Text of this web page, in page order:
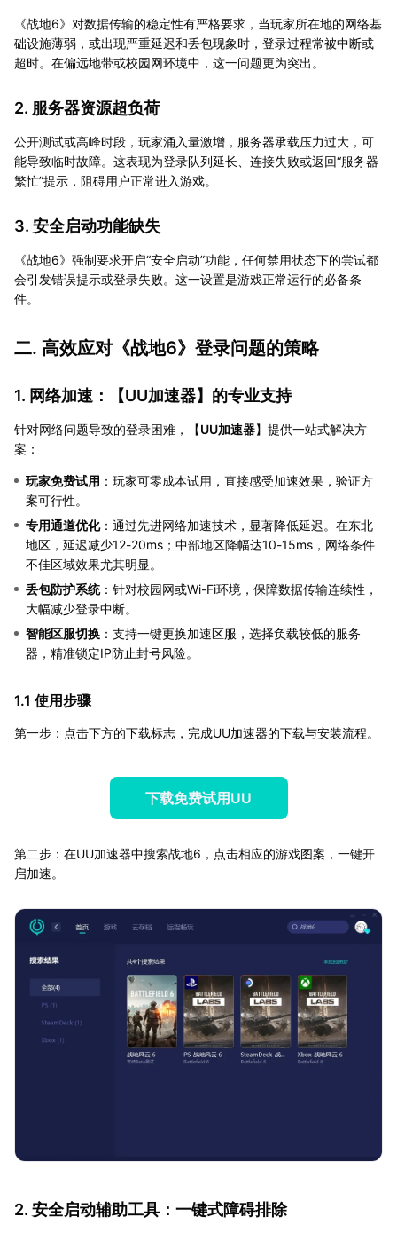
《战地6》对数据传输的稳定性有严格要求，当玩家所在地的网络基
础设施薄弱，或出现严重延迟和丢包现象时，登录过程常被中断或
超时。在偏远地带或校园网环境中，这一问题更为突出。
2. 服务器资源超负荷
公开测试或高峰时段，玩家涌入量激增，服务器承载压力过大，可
能导致临时故障。这表现为登录队列延长、连接失败或返回“服务器
繁忙”提示，阻碍用户正常进入游戏。
3. 安全启动功能缺失
《战地6》强制要求开启“安全启动”功能，任何禁用状态下的尝试都
会引发错误提示或登录失败。这一设置是游戏正常运行的必备条
件。
二. 高效应对《战地6》登录问题的策略
1. 网络加速：【UU加速器】的专业支持
针对网络问题导致的登录困难，【UU加速器】提供一站式解决方
案：
玩家免费试用 ：玩家可零成本试用，直接感受加速效果，验证方
案可行性。
专用通道优化：通过先进网络加速技术，显著降低延迟。在东北
地区，延迟减少12-20ms；中部地区降幅达10-15ms，网络条件
不佳区域效果尤其明显。
丢包防护系统：针对校园网或Wi-Fi环境，保障数据传输连续性，
大幅减少登录中断。
智能区服切换 ：支持一键更换加速区服，选择负载较低的服务
器，精准锁定IP防止封号风险。
1.1 使用步骤
第一步：点击下方的下载标志，完成UU加速器的下载与安装流程。
下载免费试用UU
第二步：在UU加速器中搜索战地6，点击相应的游戏图案，一键开
启加速。
2. 安全启动辅助工具：一键式障碍排除